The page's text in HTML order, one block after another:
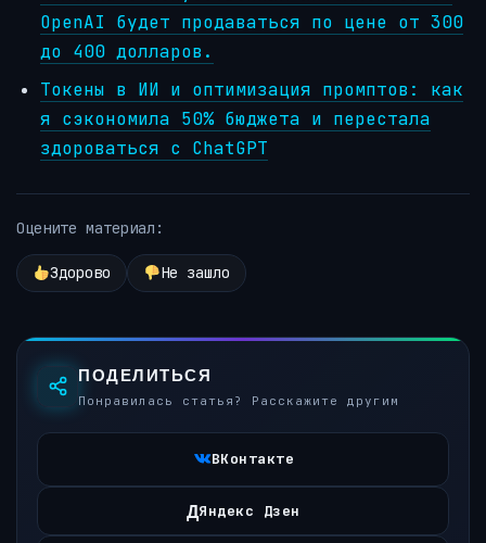
OpenAI будет продаваться по цене от 300
до 400 долларов.
Токены в ИИ и оптимизация промптов: как
я сэкономила 50% бюджета и перестала
здороваться с ChatGPT
Оцените материал:
Здорово Не зашло
ПОДЕЛИТЬСЯ
Понравилась статья? Расскажите другим
ВКонтакте
ДЯндекс Дзен